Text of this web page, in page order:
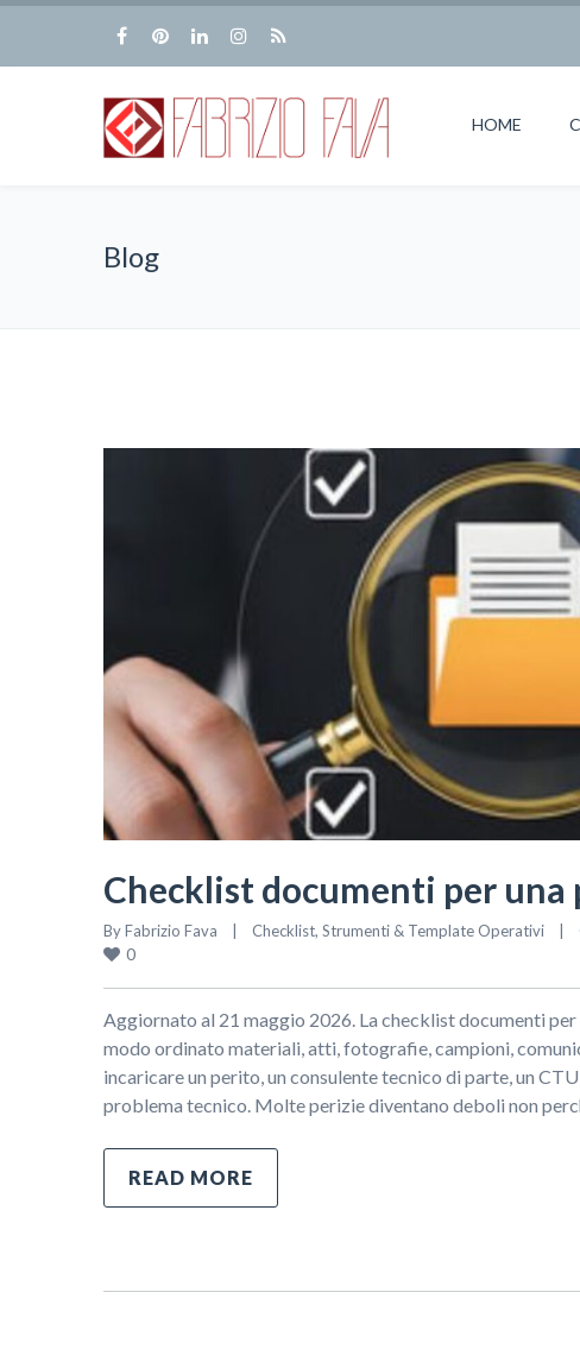
HOME
Blog
Checklist documenti per una
By Fabrizio Fava | Checklist, Strumenti & Template Operativi |
0
Aggiornato al 21 maggio 2026. La checklist documenti
modo ordinato materiali, atti, fotografie, campioni,
incaricare un perito, un consulente tecnico di parte, un
problema tecnico. Molte perizie diventano deboli non
READ MORE